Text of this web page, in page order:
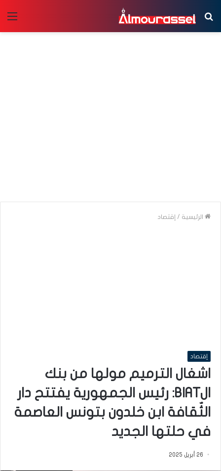
بحث
عن
الرئيسية / إقتصاد
إقتصاد
اشغال الترميم مولها من بنك
الBIAT: رئيس الجمهورية يفتتح دار
الثٌقافة ابن خلدون بتونس العاصمة
في حلتها الجديد
26 أبريل 2025